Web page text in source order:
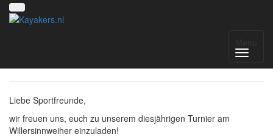
Liebe Sportfreunde,
wir freuen uns, euch zu unserem diesjährigen Turnier am
Willersinnweiher einzuladen!